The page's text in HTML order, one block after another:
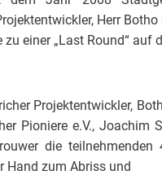
Herr
einer „Last Round“ auf
Projektentwickler,
Pioniere e.V., Joachim
die teilnehmenden
Hand zum Abriss und